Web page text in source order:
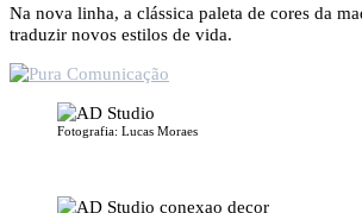
Na nova linha, a clássica paleta de cores da
traduzir novos estilos de vida.
Fotografia: Lucas Moraes